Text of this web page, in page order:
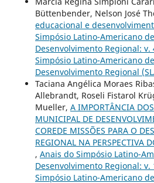
Büttenbender, Nelson José
educacional e
Simpósio Latino-Americano
Desenvolvimento Regional: v.
Simpósio Latino-Americano
Desenvolvimento Regional
Taciana Angélica Moraes
Allebrandt, Roseli Fistarol
Mueller, A IMPORTÂNCIA
MUNICIPAL DE
COREDE MISSÕES PARA O
REGIONAL NA PERSPECTIVA
, Anais do Simpósio Latino-
Desenvolvimento Regional:
Simpósio Latino-Americano